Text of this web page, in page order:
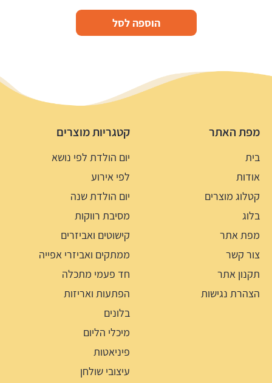
הוספה לסל
מפת האתר
בית
אודות
קטלוג מוצרים
בלוג
מפת אתר
צור קשר
תקנון אתר
הצהרת נגישות
קטגריות מוצרים
יום הולדת לפי נושא
לפי אירוע
יום הולדת שנה
מסיבת רווקות
קישוטים ואביזרים
ממתקים ואביזרי אפייה
חד פעמי מתכלה
הפתעות ואריזות
בלונים
מיכלי הליום
פיניאטות
עיצובי שולחן